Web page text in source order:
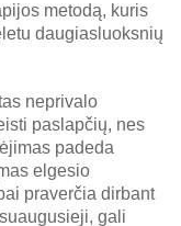
metodą, kuris
daugiasluoksnių
neprivalo
paslapčių, nes
padeda
elgesio
praverčia dirbant
gali